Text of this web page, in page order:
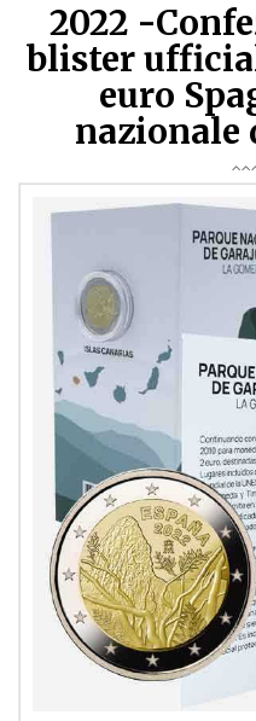
2022 -
blister
euro
nazionale